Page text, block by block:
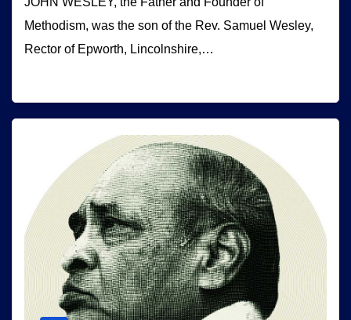
Methodism, was the son of the Rev. Samuel Wesley,
Rector of Epworth, Lincolnshire,…